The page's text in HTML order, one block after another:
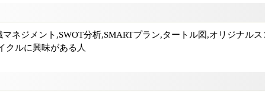
ネジメント,SWOT分析,SMARTプラン,タートル図,オリジナル
クルに興味がある人